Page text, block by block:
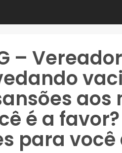
–
aos
é a
para